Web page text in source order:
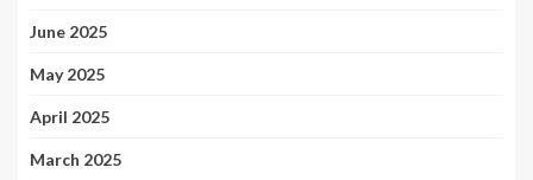
June 2025
May 2025
April 2025
March 2025